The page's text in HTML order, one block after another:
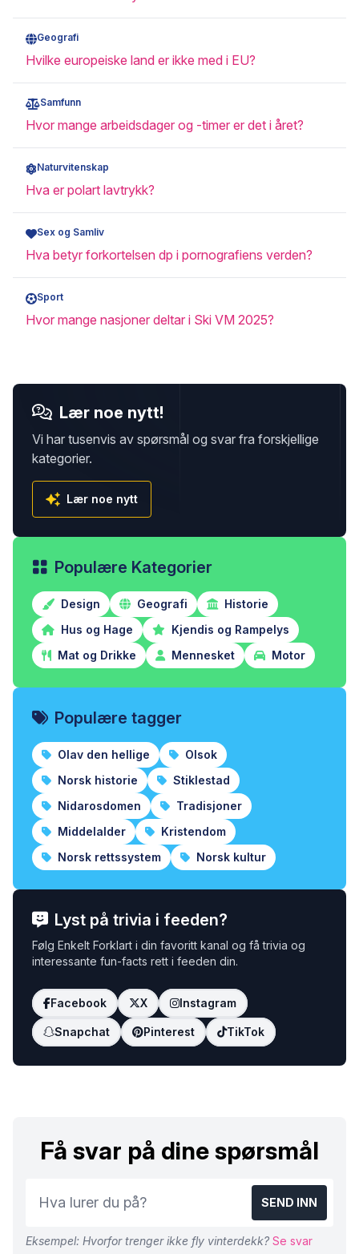
Geografi
Hvilke europeiske land er ikke med i EU?
Samfunn
Hvor mange arbeidsdager og -timer er det i året?
Naturvitenskap
Hva er polart lavtrykk?
Sex og Samliv
Hva betyr forkortelsen dp i pornografiens verden?
Sport
Hvor mange nasjoner deltar i Ski VM 2025?
Lær noe nytt!
Vi har tusenvis av spørsmål og svar fra forskjellige
kategorier.
Lær noe nytt
Populære Kategorier
Design Geografi
Historie
Hus og Hage
Kjendis og Rampelys
Mat og Drikke
Mennesket Motor
Populære tagger
Olav den hellige
Olsok
Norsk historie
Stiklestad
Nidarosdomen
Tradisjoner
Middelalder
Kristendom
Norsk rettssystem
Norsk kultur
Lyst på trivia i feeden?
Følg Enkelt Forklart i din favoritt kanal og få trivia og
interessante fun-facts rett i feeden din.
Facebook X Instagram
Snapchat Pinterest TikTok
Få svar på dine spørsmål
SEND INN
Eksempel: Hvorfor trenger ikke fly vinterdekk? Se svar